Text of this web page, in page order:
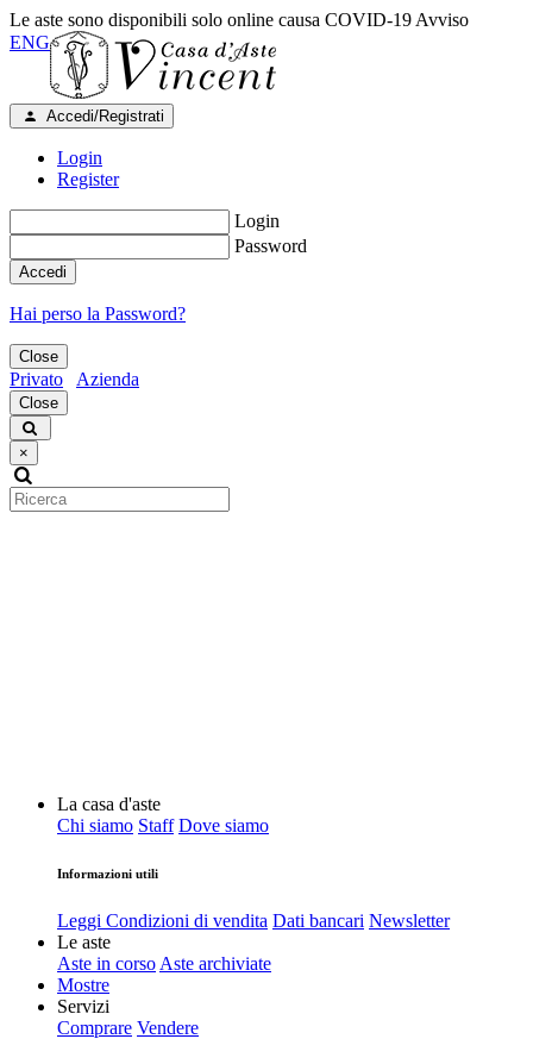
Le aste sono disponibili solo online causa COVID-19 Avviso
ENG
Accedi/Registrati
Login
Register
Login
Password
Accedi
Hai perso la Password?
Close
Privato Azienda
Close
×
La casa d'aste
Chi siamo Staff Dove siamo
Informazioni utili
Leggi Condizioni di vendita Dati bancari Newsletter
Le aste
Aste in corso Aste archiviate
Mostre
Servizi
Comprare Vendere